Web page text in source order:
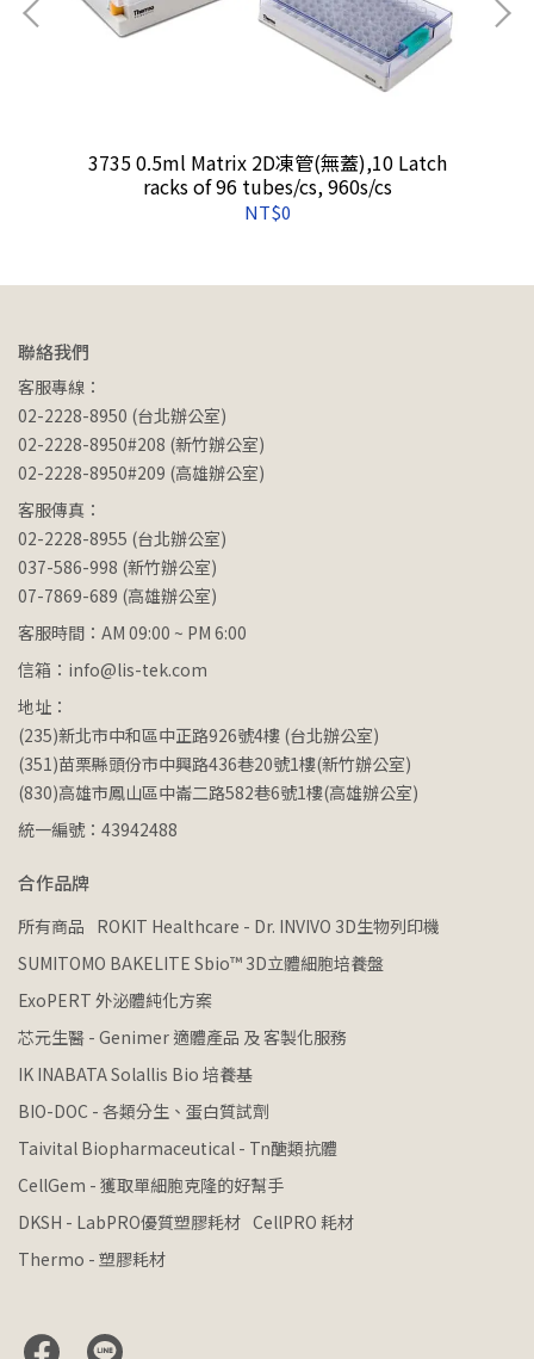
3735 0.5ml Matrix 2D凍管(無蓋),10 Latch
racks of 96 tubes/cs, 960s/cs
NT$0
聯絡我們
客服專線：
02-2228-8950 (台北辦公室)
02-2228-8950#208 (新竹辦公室)
02-2228-8950#209 (高雄辦公室)
客服傳真：
02-2228-8955 (台北辦公室)
037-586-998 (新竹辦公室)
07-7869-689 (高雄辦公室)
客服時間：AM 09:00 ~ PM 6:00
信箱：info@lis-tek.com
地址：
(235)新北市中和區中正路926號4樓 (台北辦公室)
(351)苗栗縣頭份市中興路436巷20號1樓(新竹辦公室)
(830)高雄市鳳山區中崙二路582巷6號1樓(高雄辦公室)
統一編號：43942488
合作品牌
所有商品 ROKIT Healthcare - Dr. INVIVO 3D生物列印機
SUMITOMO BAKELITE Sbio™ 3D立體細胞培養盤
ExoPERT 外泌體純化方案
芯元生醫 - Genimer 適體產品 及 客製化服務
IK INABATA Solallis Bio 培養基
BIO-DOC - 各類分生、蛋白質試劑
Taivital Biopharmaceutical - Tn醣類抗體
CellGem - 獲取單細胞克隆的好幫手
DKSH - LabPRO優質塑膠耗材 CellPRO 耗材
Thermo - 塑膠耗材